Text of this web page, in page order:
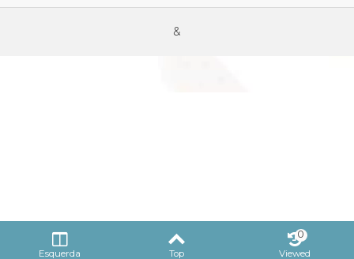
&
Esquerda Top Viewed
0